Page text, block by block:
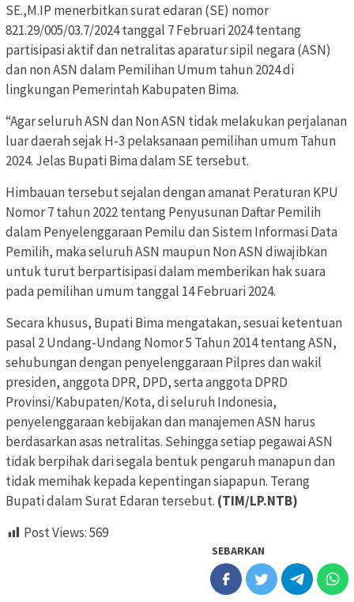
SE.,M.IP menerbitkan surat edaran (SE) nomor
821.29/005/03.7/2024 tanggal 7 Februari 2024 tentang
partisipasi aktif dan netralitas aparatur sipil negara (ASN)
dan non ASN dalam Pemilihan Umum tahun 2024 di
lingkungan Pemerintah Kabupaten Bima.
“Agar seluruh ASN dan Non ASN tidak melakukan perjalanan
luar daerah sejak H-3 pelaksanaan pemilihan umum Tahun
2024. Jelas Bupati Bima dalam SE tersebut.
Himbauan tersebut sejalan dengan amanat Peraturan KPU
Nomor 7 tahun 2022 tentang Penyusunan Daftar Pemilih
dalam Penyelenggaraan Pemilu dan Sistem Informasi Data
Pemilih, maka seluruh ASN maupun Non ASN diwajibkan
untuk turut berpartisipasi dalam memberikan hak suara
pada pemilihan umum tanggal 14 Februari 2024.
Secara khusus, Bupati Bima mengatakan, sesuai ketentuan
pasal 2 Undang-Undang Nomor 5 Tahun 2014 tentang ASN,
sehubungan dengan penyelenggaraan Pilpres dan wakil
presiden, anggota DPR, DPD, serta anggota DPRD
Provinsi/Kabupaten/Kota, di seluruh Indonesia,
penyelenggaraan kebijakan dan manajemen ASN harus
berdasarkan asas netralitas. Sehingga setiap pegawai ASN
tidak berpihak dari segala bentuk pengaruh manapun dan
tidak memihak kepada kepentingan siapapun. Terang
Bupati dalam Surat Edaran tersebut. (TIM/LP.NTB)
Post Views:569
SEBARKAN